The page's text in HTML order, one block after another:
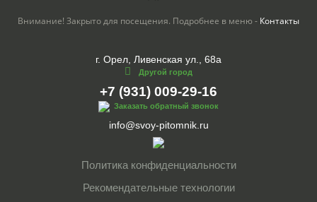
Внимание! Закрыто для посещения. Подробнее в меню - Контакты
г. Орел, Ливенская ул., 68а
Другой город
+7 (931) 009-29-16
Заказать обратный звонок
info@svoy-pitomnik.ru
Политика конфиденциальности
Рекомендательные технологии